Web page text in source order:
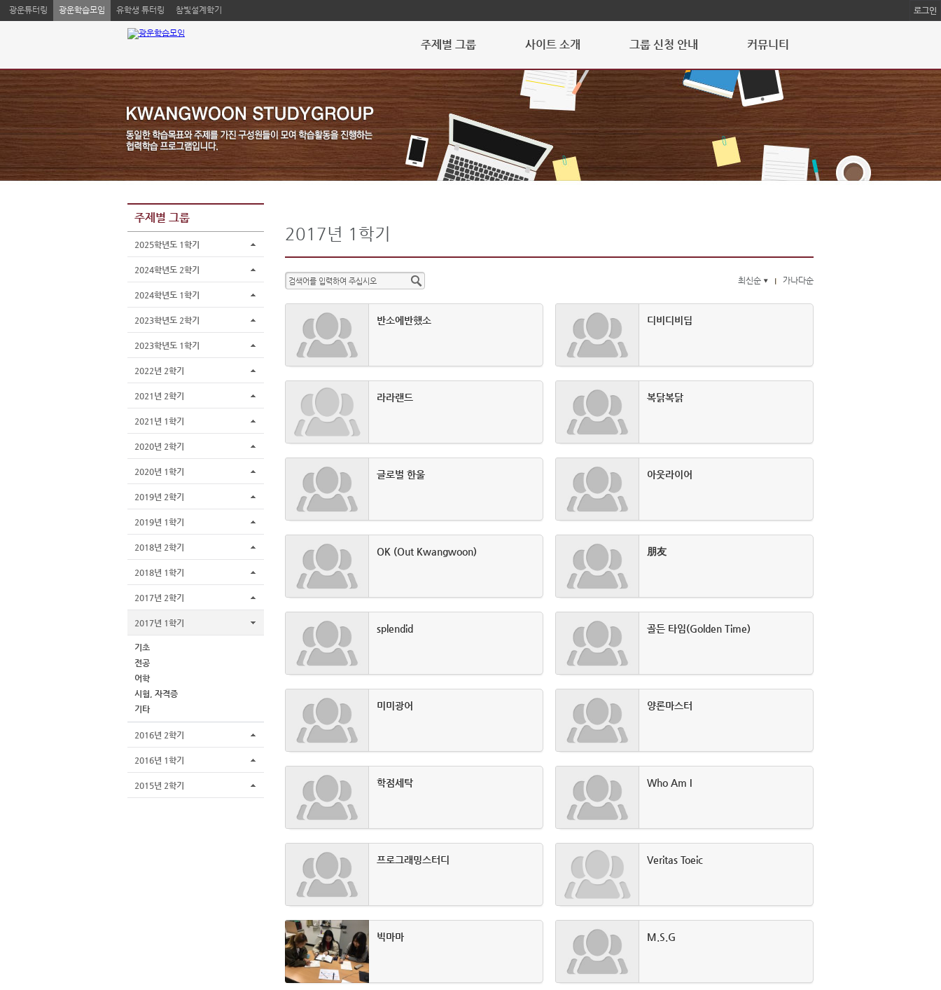
광운튜터링 광운학습모임 유학생 튜터링 참빛설계학기 로그인
주제별 그룹 사이트 소개 그룹 신청 안내 커뮤니티
주제별 그룹
2025학년도 1학기
2024학년도 2학기
2024학년도 1학기
2023학년도 2학기
2023학년도 1학기
2022년 2학기
2021년 2학기
2021년 1학기
2020년 2학기
2020년 1학기
2019년 2학기
2019년 1학기
2018년 2학기
2018년 1학기
2017년 2학기
2017년 1학기
기초
전공
어학
시험, 자격증
기타
2016년 2학기
2016년 1학기
2015년 2학기
2017년 1학기
최신순 가나다순
반소에반했소 디비디비딥
라라랜드 복닭복닭
글로벌 한울 아웃라이어
OK (Out Kwangwoon) 朋友
splendid 골든 타임(Golden Time)
미미광어 양론마스터
학점세탁 Who Am I
프로그래밍스터디 Veritas Toeic
빅마마 M.S.G